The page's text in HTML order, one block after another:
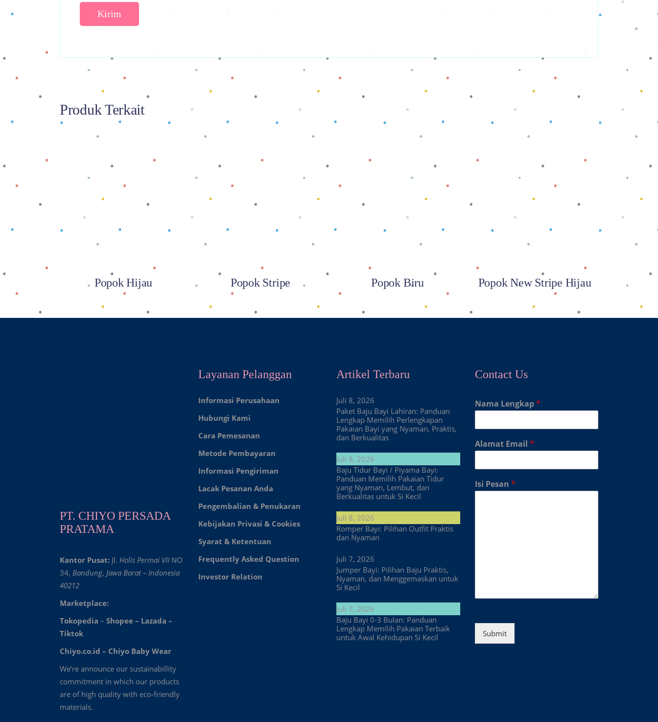
Produk Terkait
Baca selengkapnya
Popok Hijau
Baca selengkapnya
Popok Stripe
Baca selengkapnya
Popok Biru
Baca selengkapnya
Popok New Stripe Hijau
PT. CHIYO PERSADA
PRATAMA
Kantor Pusat: Jl. Holis Permai VII NO
34, Bandung, Jawa Barat – Indonesia
40212
Marketplace:
Tokopedia – Shopee – Lazada –
Tiktok
Chiyo.co.id – Chiyo Baby Wear
We’re announce our sustainabillity
commitment in which our products
are of high quality with eco-friendly
materials.
Layanan Pelanggan
Informasi Perusahaan
Hubungi Kami
Cara Pemesanan
Metode Pembayaran
Informasi Pengiriman
Lacak Pesanan Anda
Pengembalian & Penukaran
Kebijakan Privasi & Cookies
Syarat & Ketentuan
Frequently Asked Question
Investor Relation
Artikel Terbaru
Juli 8, 2026
Paket Baju Bayi Lahiran: Panduan
Lengkap Memilih Perlengkapan
Pakaian Bayi yang Nyaman, Praktis,
dan Berkualitas
Juli 8, 2026
Baju Tidur Bayi / Piyama Bayi:
Panduan Memilih Pakaian Tidur
yang Nyaman, Lembut, dan
Berkualitas untuk Si Kecil
Juli 8, 2026
Romper Bayi: Pilihan Outfit Praktis
dan Nyaman
Juli 7, 2026
Jumper Bayi: Pilihan Baju Praktis,
Nyaman, dan Menggemaskan untuk
Si Kecil
Juli 7, 2026
Baju Bayi 0-3 Bulan: Panduan
Lengkap Memilih Pakaian Terbaik
untuk Awal Kehidupan Si Kecil
Contact Us
Nama Lengkap*
Alamat Email *
Isi Pesan *
Submit